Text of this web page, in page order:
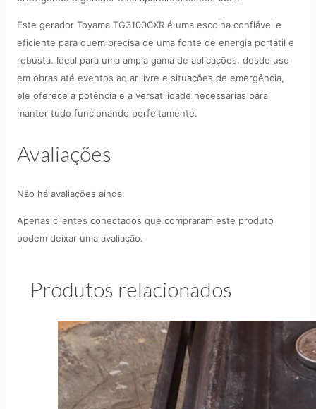
Este gerador Toyama TG3100CXR é uma escolha confiável e
eficiente para quem precisa de uma fonte de energia portátil e
robusta. Ideal para uma ampla gama de aplicações, desde uso
em obras até eventos ao ar livre e situações de emergência,
ele oferece a potência e a versatilidade necessárias para
manter tudo funcionando perfeitamente.
Avaliações
Não há avaliações ainda.
Apenas clientes conectados que compraram este produto
podem deixar uma avaliação.
Produtos relacionados